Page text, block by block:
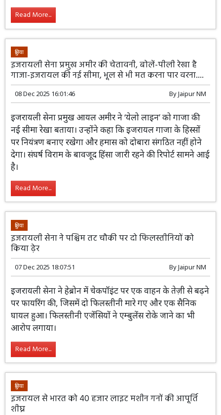
Read More...
दुनिया
इजरायली सेना प्रमुख अमीर की चेतावनी, बोलें-पीली रेखा है
गाजा-इजरायल की नई सीमा, भूल से भी मत करना पार वरना....
08 Dec 2025 16:01:46 ByJaipur NM
इजरायली सेना प्रमुख आयल अमीर ने ‘येलो लाइन’ को गाजा की
नई सीमा रेखा बताया। उन्होंने कहा कि इजरायल गाजा के हिस्सों
पर नियंत्रण बनाए रखेगा और हमास को दोबारा संगठित नहीं होने
देगा। संघर्ष विराम के बावजूद हिंसा जारी रहने की रिपोर्ट सामने आई
है।
Read More...
दुनिया
इजरायली सेना ने पश्चिम तट चौकी पर दो फिलस्तीनियों को
किया ढ़ेर
07 Dec 2025 18:07:51 ByJaipur NM
इजरायली सेना ने हेब्रोन में चेकपॉइंट पर एक वाहन के तेज़ी से बढ़ने
पर फायरिंग की, जिसमें दो फिलस्तीनी मारे गए और एक सैनिक
घायल हुआ। फिलस्तीनी एजेंसियों ने एम्बुलेंस रोके जाने का भी
आरोप लगाया।
Read More...
दुनिया
इजरायल से भारत को 40 हजार लाइट मशीन गनों की आपूर्ति
शीघ्र